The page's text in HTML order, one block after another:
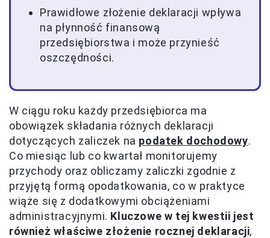
Prawidłowe złożenie deklaracji wpływa
na płynność finansową
przedsiębiorstwa i może przynieść
oszczędności.
W ciągu roku każdy przedsiębiorca ma
obowiązek składania różnych deklaracji
dotyczących zaliczek na podatek dochodowy.
Co miesiąc lub co kwartał monitorujemy
przychody oraz obliczamy zaliczki zgodnie z
przyjętą formą opodatkowania, co w praktyce
wiąże się z dodatkowymi obciążeniami
administracyjnymi. Kluczowe w tej kwestii jest
również właściwe złożenie rocznej deklaracji,